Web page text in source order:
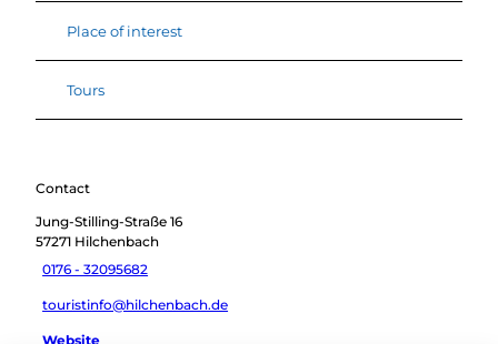
Place of interest
Tours
Contact
Jung-Stilling-Straße 16
57271 Hilchenbach
0176 - 32095682
touristinfo@hilchenbach.de
Website